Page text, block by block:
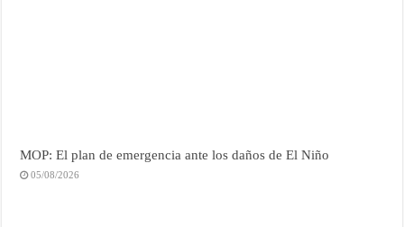
MOP: El plan de emergencia ante los daños de El Niño
05/08/2026